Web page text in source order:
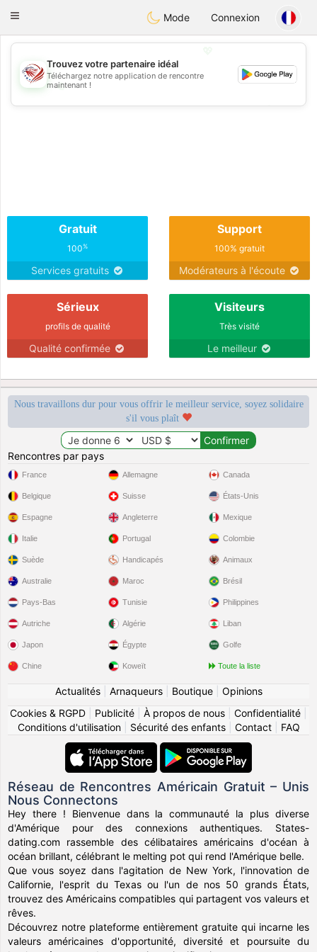
StatesDating
Toggle
Mode Connexion
💖
💕
Trouvez votre partenaire idéal
Téléchargez notre application de rencontre
maintenant !
Gratuit
100%
Services gratuits
Support
100% gratuit
Modérateurs à l'écoute
Sérieux
profils de qualité
Qualité confirmée
Visiteurs
Très visité
Le meilleur
Nous travaillons dur pour vous offrir le meilleur service, soyez solidaire
s'il vous plaît
Rencontres par pays
France
Belgique
Espagne
Italie
Suède
Allemagne
Suisse
Angleterre
Portugal
Handicapés
Canada
États-Unis
Mexique
Colombie
Animaux
Australie
Pays-Bas
Autriche
Japon
Chine
Maroc
Tunisie
Algérie
Égypte
Koweït
Brésil
Philippines
Liban
Golfe
Toute la liste
Actualités| Arnaqueurs| Boutique| Opinions
Cookies & RGPD
Publicité À propos de nous Confidentialité
Conditions d'utilisation| Sécurité des enfants| Contact| FAQ
Réseau de Rencontres Américain Gratuit – Unis
Nous Connectons
Hey there ! Bienvenue dans la communauté la plus diverse
d'Amérique pour des connexions authentiques. States-
dating.com rassemble des célibataires américains d'océan à
océan brillant, célébrant le melting pot qui rend l'Amérique belle.
Que vous soyez dans l'agitation de New York, l'innovation de
Californie, l'esprit du Texas ou l'un de nos 50 grands États,
trouvez des Américains compatibles qui partagent vos valeurs et
rêves.
Découvrez notre plateforme entièrement gratuite qui incarne les
valeurs américaines d'opportunité, diversité et poursuite du